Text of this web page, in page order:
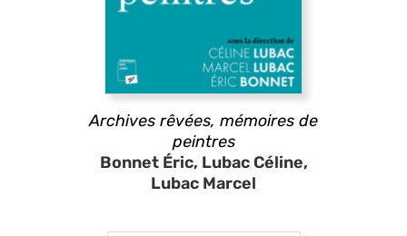
Archives rêvées, mémoires de
peintres
Bonnet Éric, Lubac Céline,
Lubac Marcel